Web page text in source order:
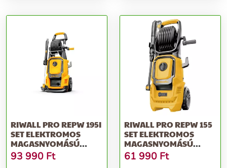
RIWALL PRO REPW 195I
SET ELEKTROMOS
MAGASNYOMÁSÚ
MOSÓ 195 BAR, TA...
93 990 Ft
RIWALL PRO REPW 155
SET ELEKTROMOS
MAGASNYOMÁSÚ
MOSÓ 150 BAR, TA...
61 990 Ft